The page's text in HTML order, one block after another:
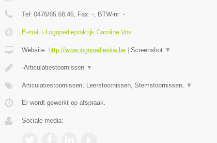
Tel: 0476/65.68.46, Fax: -, BTW-nr: -
E-mail › Logopediepraktijk Caroline Vos
Website: http://www.logopedieskw.be Screenshot ▼
-Articulatiestoornissen ▼
Articulatiestoornissen, Leerstoornissen, Stemstoornissen, ▼
Er wordt gewerkt op afspraak.
Sociale media: